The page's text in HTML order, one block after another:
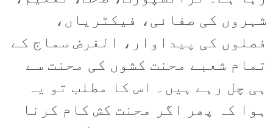
شہروں کی صفائی، فیکٹریاں،
فصلوں کی پیداوار، الغرض سماج کے
تمام شعبے محنت کشوں کی محنت سے
ہی چل رہے ہیں۔ اس کا مطلب تو یہ
ہوا کہ پھر اگر محنت کش کام کرنا